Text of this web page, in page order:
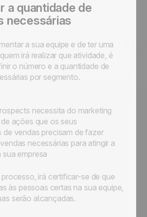
a quantidade de
necessárias
a sua equipe e de ter uma
irá realizar que atividade, é
o número e a quantidade de
por segmento.
necessita do marketing
ações que os seus
de vendas precisam de fazer
necessárias para atingir a
empresa
irá certificar-se de que
às pessoas certas na sua equipe,
serão alcançadas.